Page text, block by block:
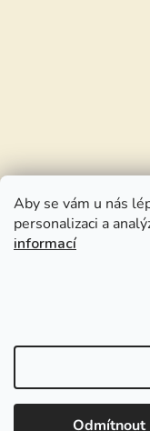
Aby se vám u nás
personalizaci a
informací
Odmítnout